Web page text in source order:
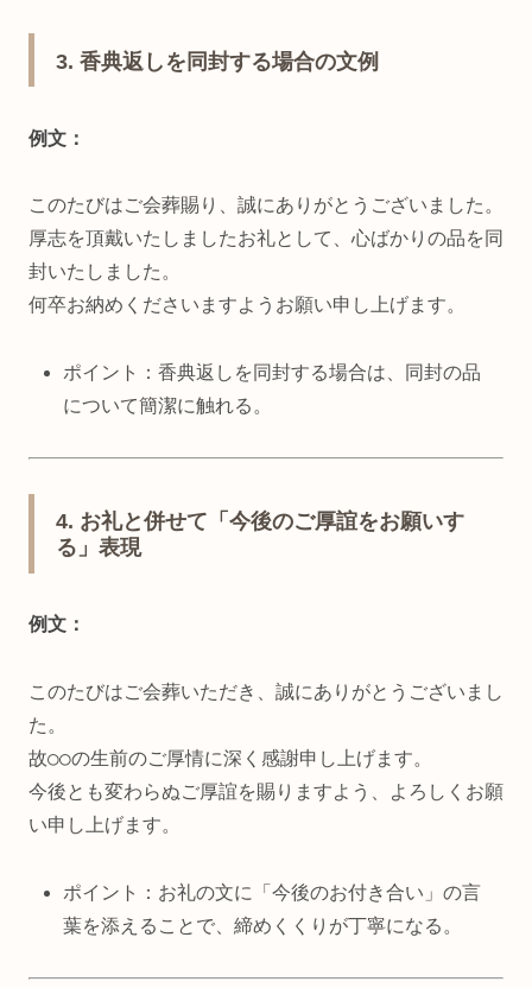
3. 香典返しを同封する場合の文例
例文：
このたびはご会葬賜り、誠にありがとうございました。
厚志を頂戴いたしましたお礼として、心ばかりの品を同
封いたしました。
何卒お納めくださいますようお願い申し上げます。
ポイント：香典返しを同封する場合は、同封の品
について簡潔に触れる。
4. お礼と併せて「今後のご厚誼をお願いす
る」表現
例文：
このたびはご会葬いただき、誠にありがとうございまし
た。
故○○の生前のご厚情に深く感謝申し上げます。
今後とも変わらぬご厚誼を賜りますよう、よろしくお願
い申し上げます。
ポイント：お礼の文に「今後のお付き合い」の言
葉を添えることで、締めくくりが丁寧になる。